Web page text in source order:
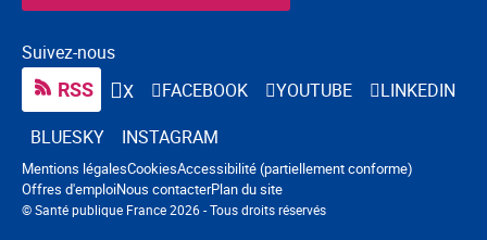
Suivez-nous
RSS X FACEBOOK YOUTUBE
LINKEDIN
BLUESKY
INSTAGRAM
© Santé publique France 2026 - Tous droits réservés
Navigation pied de page
Mentions légalesCookiesAccessibilité (partiellement conforme)
Offres d'emploiNous contacterPlan du site